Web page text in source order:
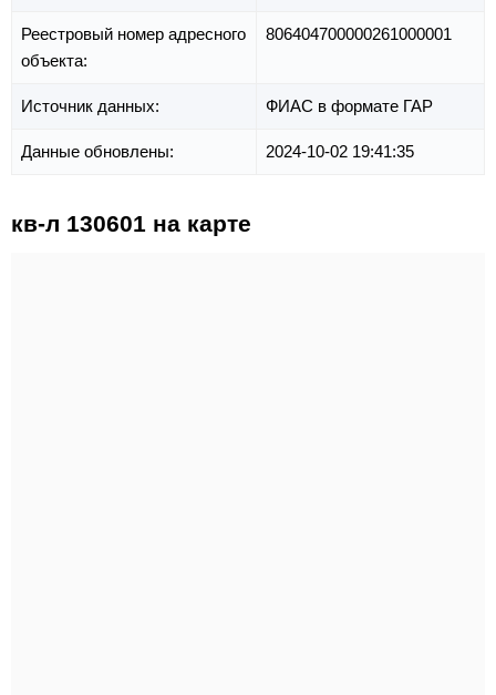
Реестровый номер адресного
объекта:
806404700000261000001
Источник данных: ФИАС в формате ГАР
Данные обновлены: 2024-10-02 19:41:35
кв-л 130601 на карте